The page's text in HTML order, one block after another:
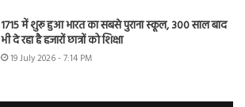
1715 में शुरू हुआ भारत का सबसे पुराना स्कूल, 300 साल बाद
भी दे रहा है हजारों छात्रों को शिक्षा
19 July 2026 - 7:14 PM